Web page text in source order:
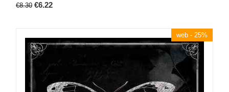
€8.30 €6.22
web - 25%